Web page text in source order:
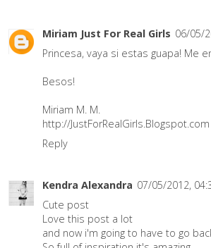
Miriam Just For Real Girls 06/05/
Princesa, vaya si estas guapa! Me
Besos!
Miriam M. M.
http://JustForRealGirls.Blogspot.com
Reply
Kendra Alexandra 07/05/2012,
Cute post
Love this post a lot
and now i'm going to have to go